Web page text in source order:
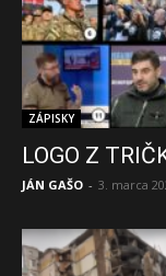
ZÁPISKY
LOGO Z
JÁN GAŠO - 3. marca